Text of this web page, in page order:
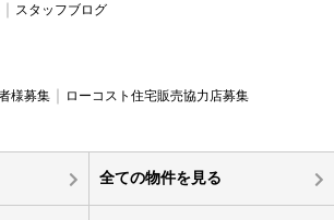
スタッフブログ
様募集 ローコスト住宅販売協力店募集
全ての物件を見る